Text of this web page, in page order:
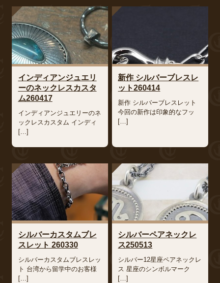
インディアンジュエリ
ーのネックレスカスタ
ム260417
インディアンジュエリーのネ
ックレスカスタム インディ
[…]
新作 シルバーブレスレ
ット260414
新作 シルバーブレスレット
今回の新作は印象的なフッ
[…]
シルバーカスタムブレ
スレット 260330
シルバーカスタムブレスレッ
ト 台湾から留学中のお客様
[…]
シルバーペアネックレ
ス250513
シルバー12星座ペアネックレ
ス 星座のシンボルマーク
[…]